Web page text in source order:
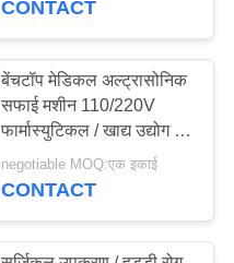
CONTACT
बेंचटॉप मेडिकल अल्ट्रासोनिक
सफाई मशीन 110/220V
फार्मास्युटिकल / खाद्य उद्योग के
negotiable MOQ:एक इकाई
CONTACT